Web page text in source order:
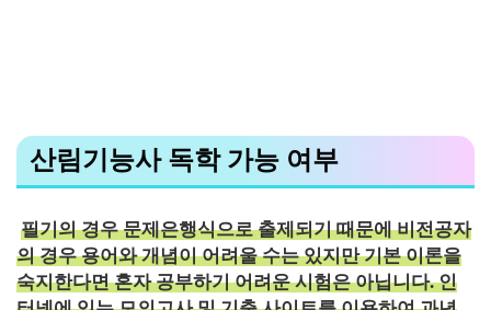
산림기능사 독학 가능 여부
필기의 경우 문제은행식으로 출제되기 때문에 비전공자
의 경우 용어와 개념이 어려울 수는 있지만 기본 이론을
숙지한다면 혼자 공부하기 어려운 시험은 아닙니다. 인